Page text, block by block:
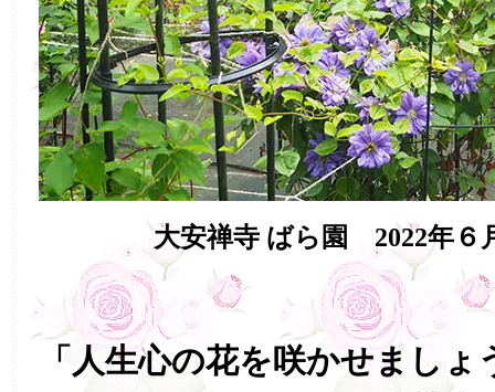
大安禅寺 ばら園 2022年６
「人生心の花を咲かせまし